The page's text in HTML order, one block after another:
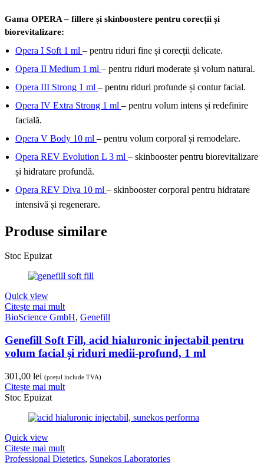
Gama OPERA – fillere și skinboostere pentru corecții și
biorevitalizare:
Opera I Soft 1 ml – pentru riduri fine și corecții delicate.
Opera II Medium 1 ml – pentru riduri moderate și volum natural.
Opera III Strong 1 ml – pentru riduri profunde și contur facial.
Opera IV Extra Strong 1 ml – pentru volum intens și redefinire
facială.
Opera V Body 10 ml – pentru volum corporal și remodelare.
Opera REV Evolution L 3 ml – skinbooster pentru biorevitalizare
și hidratare profundă.
Opera REV Diva 10 ml – skinbooster corporal pentru hidratare
intensivă și regenerare.
Produse similare
Stoc Epuizat
Quick view
Citește mai mult
BioScience GmbH, Genefill
Genefill Soft Fill, acid hialuronic injectabil pentru
volum facial și riduri medii-profund, 1 ml
301,00 lei (prețul include TVA)
Citește mai mult
Stoc Epuizat
Quick view
Citește mai mult
Professional Dietetics, Sunekos Laboratories